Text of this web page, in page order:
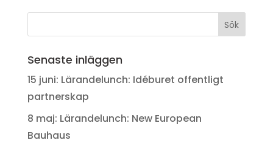
Senaste inläggen
15 juni: Lärandelunch: Idéburet offentligt
partnerskap
8 maj: Lärandelunch: New European
Bauhaus